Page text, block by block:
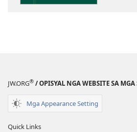
JW.ORG® / OPISYAL NGA WEBSITE SA
Mga Appearance Setting
Quick Links